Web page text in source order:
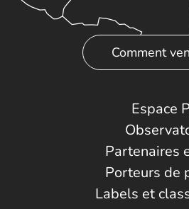
Comment
Espace
Partenaires
Porteurs de
Labels et